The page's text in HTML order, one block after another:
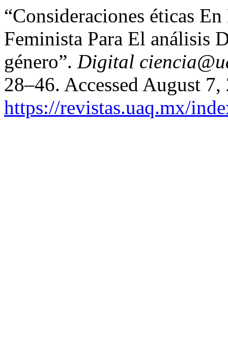
“Consideraciones éticas
Feminista Para El análisis
género”. Digital
28–46. Accessed August 7,
https://revistas.uaq.mx/